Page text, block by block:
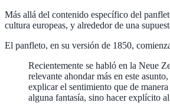
Más allá del contenido específico del
cultura europeas, y alrededor de una
El panfleto, en su versión de 1850,
Recientemente se habló en la Neue
relevante ahondar más en este
explicar el sentimiento que de
alguna fantasía, sino hacer explíci­to